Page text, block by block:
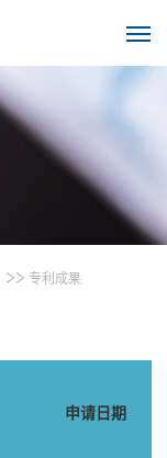
>> 专利成果
申请日期